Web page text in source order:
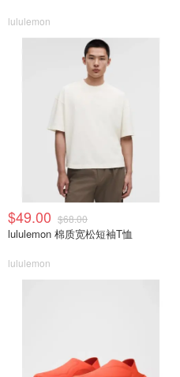
lululemon
$49.00 $68.00
lululemon 棉质宽松短袖T恤
lululemon